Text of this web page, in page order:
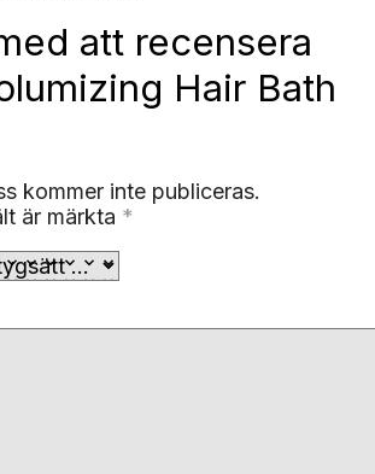
att recensera
Hair Bath
kommer inte publiceras.
är märkta *